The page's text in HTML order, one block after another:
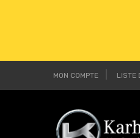
MON COMPTE LISTE